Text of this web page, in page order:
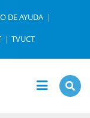
DE AYUDA
TVUCT